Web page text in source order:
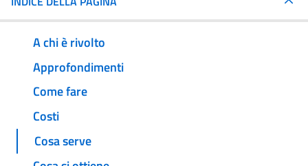
A chi è rivolto
Approfondimenti
Come fare
Costi
Cosa serve